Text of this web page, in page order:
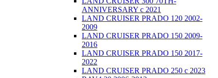
ANNIVERSARY с 2021
LAND CRUISER PRADO 120 2002-
2009
LAND CRUISER PRADO 150 2009-
2016
LAND CRUISER PRADO 150 2017-
2022
LAND CRUISER PRADO 250 с 2023